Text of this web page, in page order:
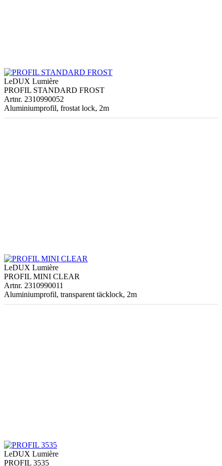
LeDUX Lumière
PROFIL STANDARD FROST
Artnr. 2310990052
Aluminiumprofil, frostat lock, 2m
LeDUX Lumière
PROFIL MINI CLEAR
Artnr. 2310990011
Aluminiumprofil, transparent täcklock, 2m
LeDUX Lumière
PROFIL 3535